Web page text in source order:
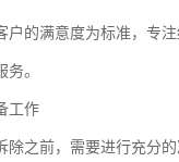
户的满意度为标准，专
。
工作
除之前，需要进行充分的